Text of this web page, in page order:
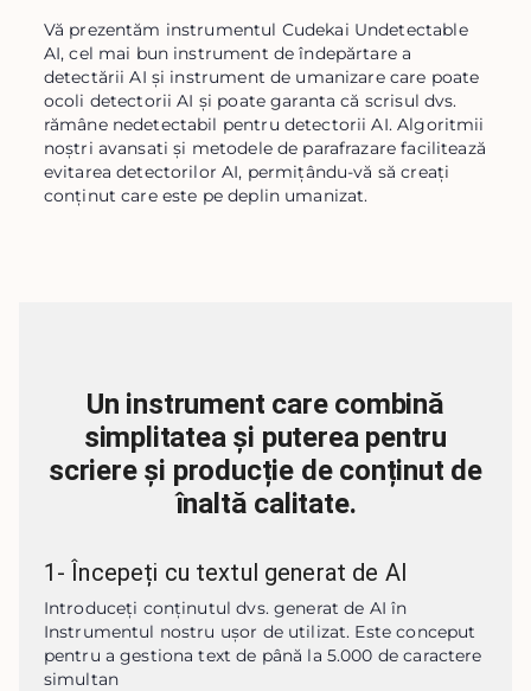
Vă prezentăm instrumentul Cudekai Undetectable
AI, cel mai bun instrument de îndepărtare a
detectării AI și instrument de umanizare care poate
ocoli detectorii AI și poate garanta că scrisul dvs.
rămâne nedetectabil pentru detectorii AI. Algoritmii
noștri avansati și metodele de parafrazare facilitează
evitarea detectorilor AI, permițându-vă să creați
conținut care este pe deplin umanizat.
Un instrument care combină
simplitatea și puterea pentru
scriere și producție de conținut de
înaltă calitate.
1 - Începeți cu textul generat de AI
Introduceți conținutul dvs. generat de AI în
Instrumentul nostru ușor de utilizat. Este conceput
pentru a gestiona text de până la 5.000 de caractere
simultan